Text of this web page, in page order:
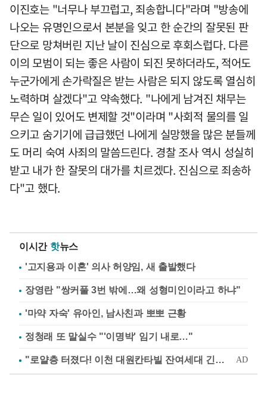
이진호는 "너무나 부끄럽고, 죄송합니다"라며 "방송에
나오는 유명인으로서 본분을 잊고 한 순간의 잘못된 판
단으로 망쳐버린 지난 날이 진심으로 후회스럽다. 다른
이의 모범이 되는 좋은 사람이 되진 못하더라도, 적어도
누군가에게 손가락질은 받는 사람은 되지 않도록 열심히
노력하며 살겠다"고 약속했다. "나에게 남겨진 채무는
무슨 일이 있어도 변제할 것"이라며 "사회적 물의를 일
으키고 숨기기에 급급했던 나에게 실망했을 많은 분들께
도 머리 숙여 사죄의 말씀드린다. 경찰 조사 역시 성실히
받고 내가 한 잘못의 대가를 치르겠다. 진심으로 죄송하
다"고 했다.
이시간 핫뉴스
'고지용과 이혼' 의사 허양임, 새 출발했다
장영란 "쌍커풀 3번 밖에…왜 성형미인이라고 하냐"
'마약 자숙' 유아인, 남사친과 뽀뽀 근황
정청래 또 말실수 "'이명박' 임기 내로…"